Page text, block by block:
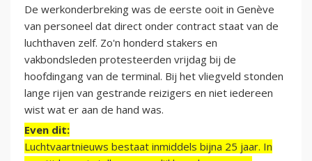
De werkonderbreking was de eerste ooit in Genève
van personeel dat direct onder contract staat van de
luchthaven zelf. Zo'n honderd stakers en
vakbondsleden protesteerden vrijdag bij de
hoofdingang van de terminal. Bij het vliegveld stonden
lange rijen van gestrande reizigers en niet iedereen
wist wat er aan de hand was.
Even dit:
Luchtvaartnieuws bestaat inmiddels bijna 25 jaar. In